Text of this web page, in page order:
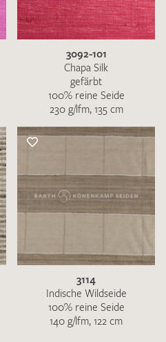
3092-101
Chapa Silk
gefärbt
100% reine Seide
230 g/lfm, 135 cm
3114
Indische Wildseide
100% reine Seide
140 g/lfm, 122 cm